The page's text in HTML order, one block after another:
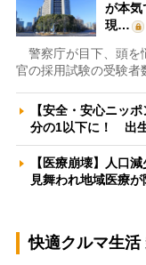
が本
現…
警察庁が目下、頭を
官の採用試験の受験
【安全・安心ニッ
分の1以下に！ 出
【医療崩壊】人口
見舞われ地域医療
快適クルマ生活